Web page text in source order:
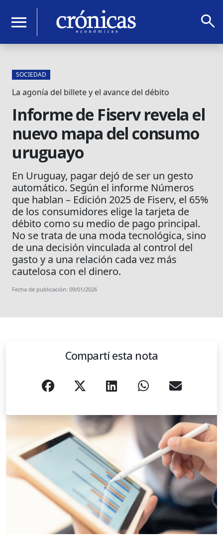
menu search
SOCIEDAD
La agonía del billete y el avance del débito
Informe de Fiserv revela el
nuevo mapa del consumo
uruguayo
En Uruguay, pagar dejó de ser un gesto
automático. Según el informe Números
que hablan – Edición 2025 de Fiserv, el 65%
de los consumidores elige la tarjeta de
débito como su medio de pago principal.
No se trata de una moda tecnológica, sino
de una decisión vinculada al control del
gasto y a una relación cada vez más
cautelosa con el dinero.
Fecha de publicación: 09/01/2026
Compartí esta nota